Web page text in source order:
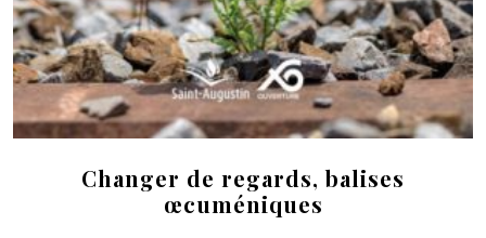
Changer de regards, balises
œcuméniques